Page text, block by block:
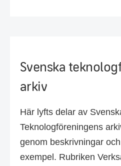
Svenska
arkiv
Här lyfts delar av
Teknologföreningens
genom beskrivningar
exempel. Rubriken